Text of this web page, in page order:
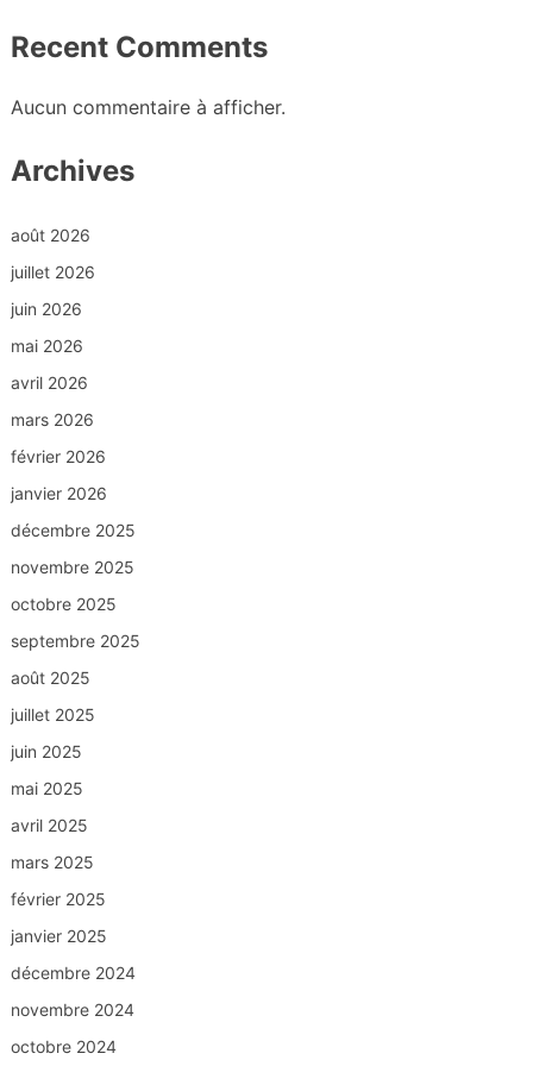
Recent Comments
Aucun commentaire à afficher.
Archives
août 2026
juillet 2026
juin 2026
mai 2026
avril 2026
mars 2026
février 2026
janvier 2026
décembre 2025
novembre 2025
octobre 2025
septembre 2025
août 2025
juillet 2025
juin 2025
mai 2025
avril 2025
mars 2025
février 2025
janvier 2025
décembre 2024
novembre 2024
octobre 2024